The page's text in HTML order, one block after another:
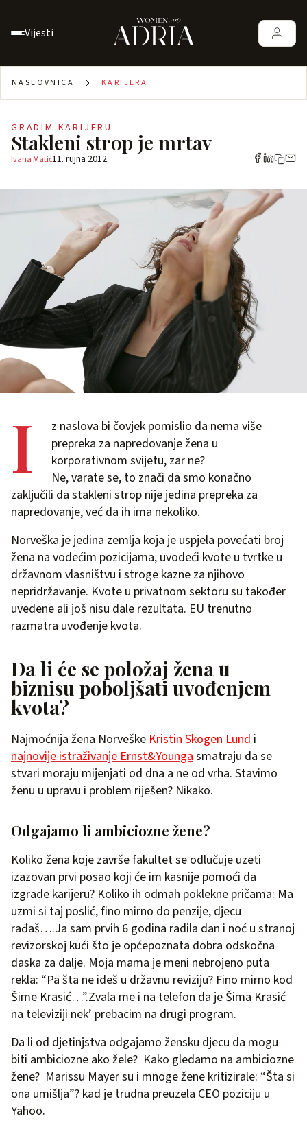
Vijesti
NASLOVNICA KARIJERA
GRADIM KARIJERU
Stakleni strop je mrtav
Ivana Matić11. rujna 2012.
I
z naslova bi čovjek pomislio da nema više
prepreka za napredovanje žena u
korporativnom svijetu, zar ne?
Ne, varate se, to znači da smo konačno
zaključili da stakleni strop nije jedina prepreka za
napredovanje, već da ih ima nekoliko.
Norveška je jedina zemlja koja je uspjela povećati broj
žena na vodećim pozicijama, uvodeći kvote u tvrtke u
državnom vlasništvu i stroge kazne za njihovo
nepridržavanje. Kvote u privatnom sektoru su također
uvedene ali još nisu dale rezultata. EU trenutno
razmatra uvođenje kvota.
Da li će se položaj žena u
biznisu poboljšati uvođenjem
kvota?
Najmoćnija žena NorveškeKristin Skogen Lund i
najnovije istraživanje Ernst&Youngasmatraju da se
stvari moraju mijenjati od dna a ne od vrha. Stavimo
ženu u upravu i problem riješen? Nikako.
Odgajamo li ambiciozne žene?
Koliko žena koje završe fakultet se odlučuje uzeti
izazovan prvi posao koji će im kasnije pomoći da
izgrade karijeru? Koliko ih odmah poklekne pričama: Ma
uzmi si taj poslić, fino mirno do penzije, djecu
rađaš….Ja sam prvih 6 godina radila dan i noć u stranoj
revizorskoj kući što je općepoznata dobra odskočna
daska za dalje. Moja mama je meni nebrojeno puta
rekla: “Pa šta ne ideš u državnu reviziju? Fino mirno kod
Šime Krasić…”.Zvala me i na telefon da je Šima Krasić
na televiziji nek’ prebacim na drugi program.
Da li od djetinjstva odgajamo žensku djecu da mogu
biti ambiciozne ako žele? Kako gledamo na ambiciozne
žene? Marissu Mayer su i mnoge žene kritizirale: “Šta si
ona umišlja”? kad je trudna preuzela CEO poziciju u
Yahoo.